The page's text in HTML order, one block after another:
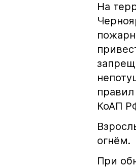
На
КоАП
огнём.
При